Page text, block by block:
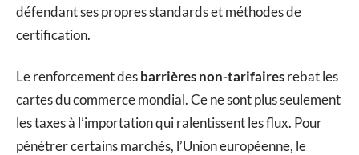
défendant ses propres standards et méthodes de
certification.
Le renforcement desbarrières non-tarifairesrebat les
cartes du commerce mondial. Ce ne sont plus seulement
les taxes à l’importation qui ralentissent les flux. Pour
pénétrer certains marchés, l’Union européenne, le